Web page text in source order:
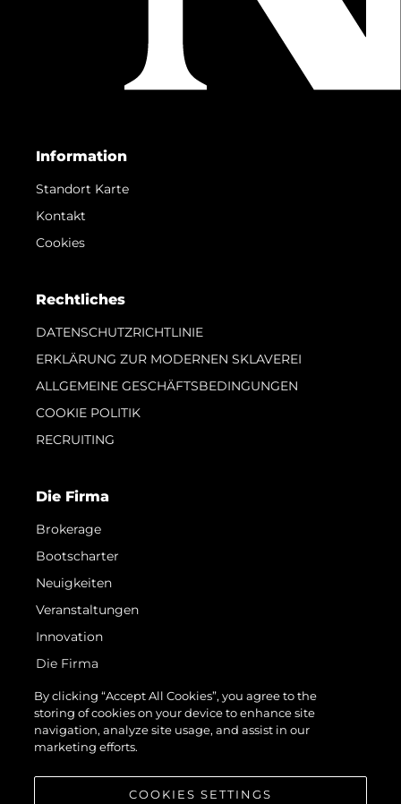
Information
Standort Karte
Kontakt
Cookies
Rechtliches
DATENSCHUTZRICHTLINIE
ERKLÄRUNG ZUR MODERNEN SKLAVEREI
ALLGEMEINE GESCHÄFTSBEDINGUNGEN
COOKIE POLITIK
RECRUITING
Die Firma
Brokerage
Bootscharter
Neuigkeiten
Veranstaltungen
Innovation
Die Firma
Das Team
Lifestyle
Geschichte
By clicking “Accept All Cookies”, you agree to the
storing of cookies on your device to enhance site
navigation, analyze site usage, and assist in our
marketing efforts.
COOKIES SETTINGS